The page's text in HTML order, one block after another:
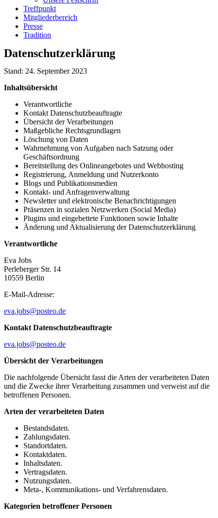
Treffpunkt
Mitgliederbereich
Presse
Tradition
Datenschutzerklärung
Stand: 24. September 2023
Inhaltsübersicht
Verantwortliche
Kontakt Datenschutzbeauftragte
Übersicht der Verarbeitungen
Maßgebliche Rechtsgrundlagen
Löschung von Daten
Wahrnehmung von Aufgaben nach Satzung oder
Geschäftsordnung
Bereitstellung des Onlineangebotes und Webhosting
Registrierung, Anmeldung und Nutzerkonto
Blogs und Publikationsmedien
Kontakt- und Anfragenverwaltung
Newsletter und elektronische Benachrichtigungen
Präsenzen in sozialen Netzwerken (Social Media)
Plugins und eingebettete Funktionen sowie Inhalte
Änderung und Aktualisierung der Datenschutzerklärung
Verantwortliche
Eva Jobs
Perleberger Str. 14
10559 Berlin
E-Mail-Adresse:
eva.jobs@posteo.de
Kontakt Datenschutzbeauftragte
eva.jobs@posteo.de
Übersicht der Verarbeitungen
Die nachfolgende Übersicht fasst die Arten der verarbeiteten Daten
und die Zwecke ihrer Verarbeitung zusammen und verweist auf die
betroffenen Personen.
Arten der verarbeiteten Daten
Bestandsdaten.
Zahlungsdaten.
Standortdaten.
Kontaktdaten.
Inhaltsdaten.
Vertragsdaten.
Nutzungsdaten.
Meta-, Kommunikations- und Verfahrensdaten.
Kategorien betroffener Personen